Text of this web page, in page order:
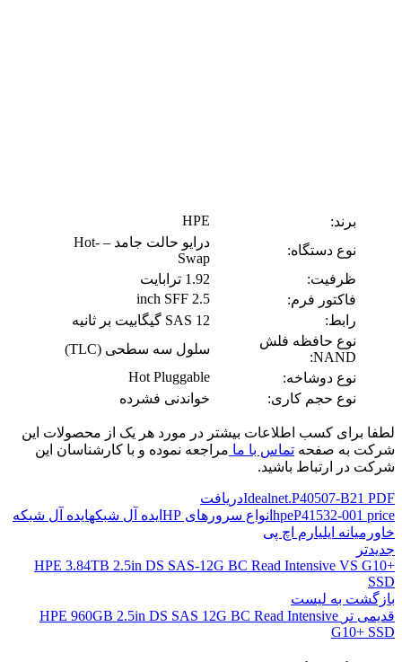
برند:
HPE
نوع دستگاه:
درایو حالت جامد – Hot-
Swap
ظرفیت:
1.92 ترابایت
فاکتور فرم:
2.5 inch SFF
رابط:
SAS 12 گیگابیت بر ثانیه
نوع حافظه فلش
NAND:
سلول سه سطحی (TLC)
نوع دوشاخه:
Hot Pluggable
نوع حجم کاری:
خواندنی فشرده
لطفا برای کسب اطلاعات بیشتر در مورد هر یک از محصولات این
شرکت به صفحه تماس با ما مراجعه نموده و با کارشناسان این
شرکت در ارتباط باشید.
Idealnet.P40507-B21 PDFدریافت
hpeP41532-001 price انواع سرورهای HP ایده آل شبکهایده آل شبکه
خاورمیانه ایلیارم اچ پی
جدیدتر
HPE 3.84TB 2.5in DS SAS-12G BC Read Intensive VS G10+
SSD
بازگشت به لیست
قدیمی تر HPE 960GB 2.5in DS SAS 12G BC Read Intensive
G10+ SSD